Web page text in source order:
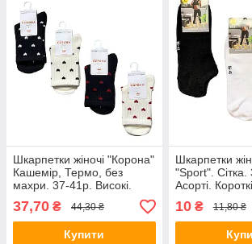
Шкарпетки жіночі "Корона"
Кашемір, Термо, без
махри. 37-41р. Високі.
(WK1-BY733-9)
37,70 ₴ 44,30 ₴
Купити
Шкарпетки
"Sport". Сітка.
Асорті.
10₴ 11,80 ₴